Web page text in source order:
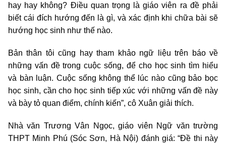
hay hay không? Điều quan trọng là giáo viên ra đề phải
biết cái đích hướng đến là gì, và xác định khi chữa bài sẽ
hướng học sinh như thế nào.
Bản thân tôi cũng hay tham khảo ngữ liệu trên báo về
những vấn đề trong cuộc sống, để cho học sinh tìm hiểu
và bàn luận. Cuộc sống không thể lúc nào cũng bảo bọc
học sinh, cần cho học sinh tiếp xúc với những vấn đề này
và bày tỏ quan điểm, chính kiến”, cô Xuân giải thích.
Nhà văn Trương Vân Ngọc, giáo viên Ngữ văn trường
THPT Minh Phú (Sóc Sơn, Hà Nội) đánh giá: “Đề thi này